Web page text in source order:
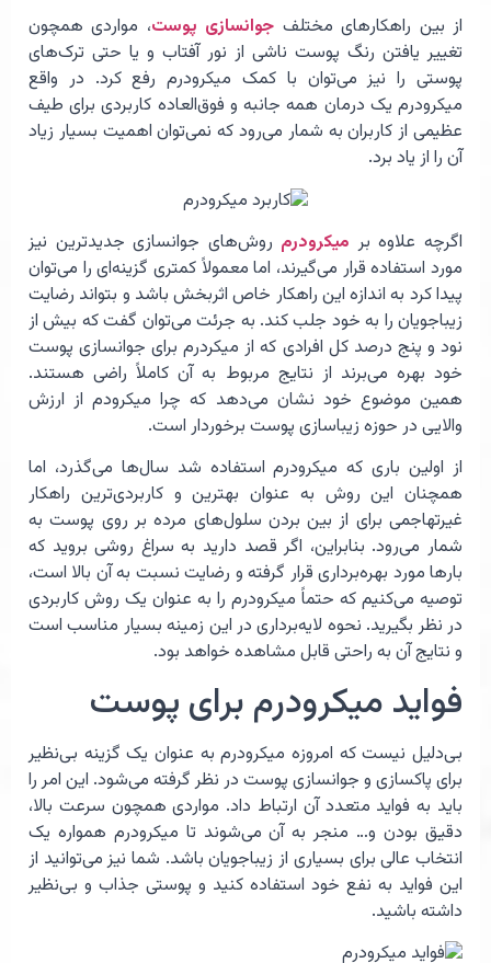
از بین راهکارهای مختلف جوانسازی پوست، مواردی همچون
تغییر یافتن رنگ پوست ناشی از نور آفتاب و یا حتی ترک‌های
پوستی را نیز می‌‌توان با کمک میکرودرم رفع کرد. در واقع
میکرودرم یک درمان همه جانبه و فوق‌العاده کاربردی برای طیف
عظیمی از کاربران به شمار می‌‌رود که نمی‌توان اهمیت بسیار زیاد
آن را از یاد برد.
اگرچه علاوه بر میکرودرم روش‌های جوانسازی جدیدترین نیز
مورد استفاده قرار می‌گیرند، اما معمولاً کمتری گزینه‌ای را می‌توان
پیدا کرد به اندازه این راهکار خاص اثربخش باشد و بتواند رضایت
زیباجویان را به خود جلب کند. به جرئت می‌توان گفت که بیش از
نود و پنج درصد کل افرادی که از میکردرم برای جوانسازی پوست
خود بهره می‌برند از نتایج مربوط به آن کاملاً راضی هستند.
همین موضوع خود نشان می‌دهد که چرا میکرودم از ارزش
والایی در حوزه زیباسازی پوست برخوردار است.
از اولین باری که میکرودرم استفاده شد سال‌ها می‌گذرد، اما
همچنان این روش به عنوان بهترین و کاربردی‌ترین راهکار
غیرتهاجمی برای از بین بردن سلول‌های مرده بر روی پوست به
شمار می‌رود. بنابراین،‌ اگر قصد دارید به سراغ روشی بروید که
بارها مورد بهره‌برداری قرار گرفته و رضایت نسبت به آن بالا است،
توصیه می‌کنیم که حتماً میکرودرم را به عنوان یک روش کاربردی
در نظر بگیرید. نحوه لایه‌برداری در این زمینه بسیار مناسب است
و نتایج آن به راحتی قابل مشاهده خواهد بود.
فواید میکرودرم برای پوست
بی‌دلیل نیست که امروزه میکرودرم به عنوان یک گزینه بی‌نظیر
برای پاکسازی و جوانسازی پوست در نظر گرفته می‌شود. این امر را
باید به فواید متعدد آن ارتباط داد. مواردی همچون سرعت بالا،
دقیق بودن و… منجر به آن می‌شوند تا میکرودرم همواره یک
انتخاب عالی برای بسیاری از زیباجویان باشد. شما نیز می‌توانید از
این فواید به نفع خود استفاده کنید و پوستی جذاب و بی‌نظیر
داشته باشید.